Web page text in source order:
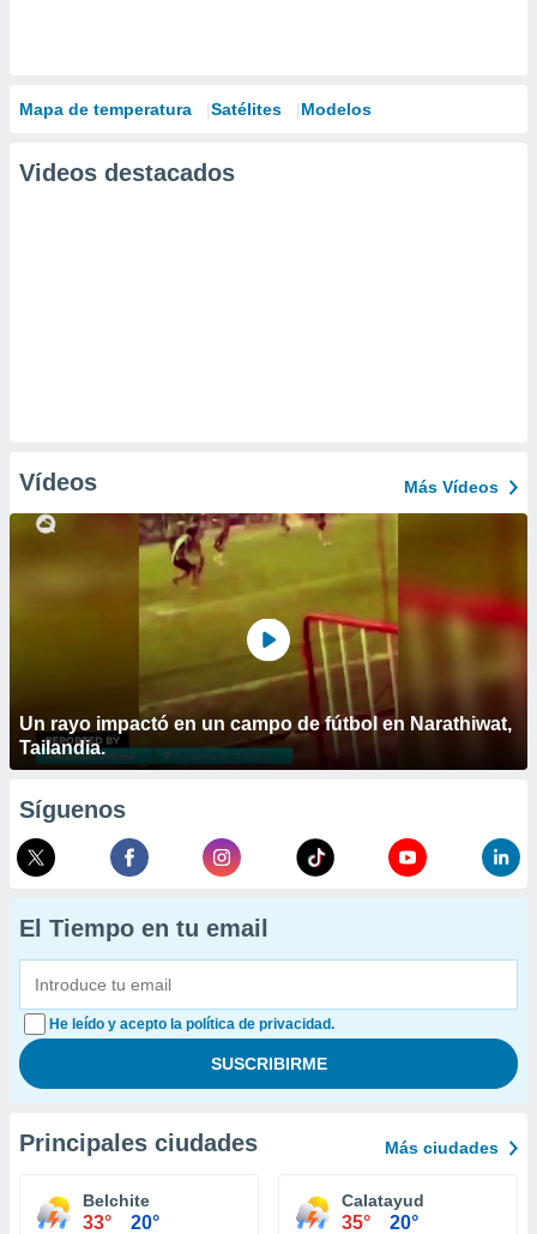
Mapa de temperatura Satélites Modelos
Videos destacados
Vídeos Más Vídeos
Un rayo impactó en un campo de fútbol en Narathiwat,
Tailandia.
Síguenos
El Tiempo en tu email
He leído y acepto la política de privacidad.
Principales ciudades Más ciudades
Belchite
33° 20°
Calatayud
35° 20°